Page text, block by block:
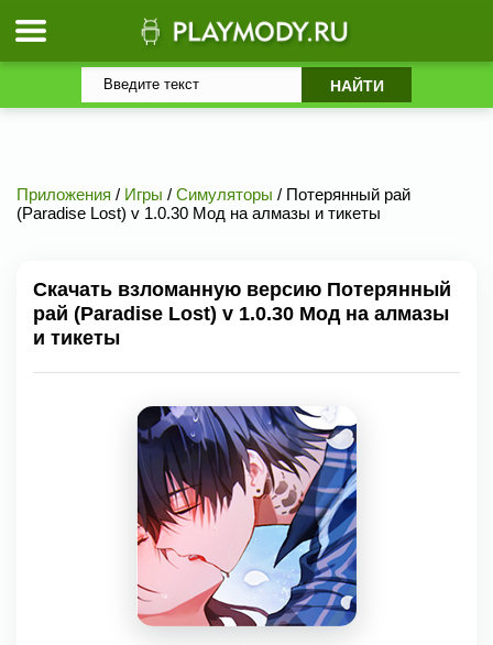
Приложения / Игры / Симуляторы / Потерянный рай
(Paradise Lost) v 1.0.30 Мод на алмазы и тикеты
Скачать взломанную версию Потерянный
рай (Paradise Lost) v 1.0.30 Мод на алмазы
и тикеты